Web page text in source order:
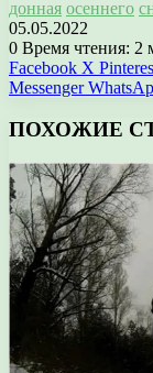
донная осеннего
05.05.2022
0 Время чтения: 2
Facebook X
Messenger
ПОХОЖИЕ